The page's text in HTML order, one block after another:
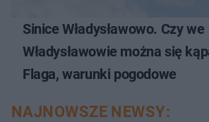
Sinice Władysławowo. Czy we
Władysławowie można się
Flaga, warunki pogodowe
NAJNOWSZE NEWSY: